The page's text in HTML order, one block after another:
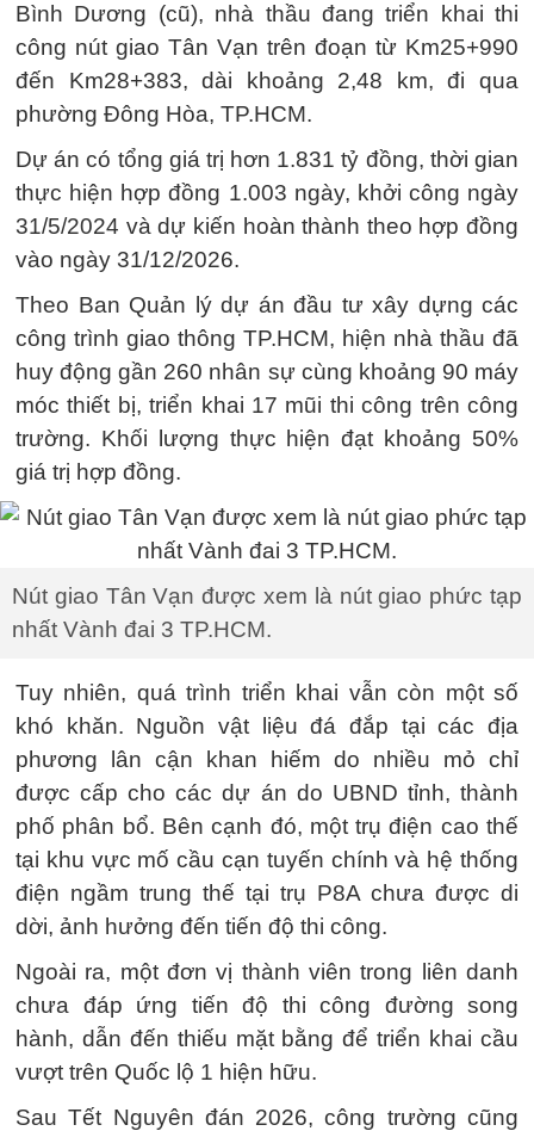
Bình Dương (cũ), nhà thầu đang triển khai thi
công nút giao Tân Vạn trên đoạn từ Km25+990
đến Km28+383, dài khoảng 2,48 km, đi qua
phường Đông Hòa, TP.HCM.
Dự án có tổng giá trị hơn 1.831 tỷ đồng, thời gian
thực hiện hợp đồng 1.003 ngày, khởi công ngày
31/5/2024 và dự kiến hoàn thành theo hợp đồng
vào ngày 31/12/2026.
Theo Ban Quản lý dự án đầu tư xây dựng các
công trình giao thông TP.HCM, hiện nhà thầu đã
huy động gần 260 nhân sự cùng khoảng 90 máy
móc thiết bị, triển khai 17 mũi thi công trên công
trường. Khối lượng thực hiện đạt khoảng 50%
giá trị hợp đồng.
Nút giao Tân Vạn được xem là nút giao phức tạp
nhất Vành đai 3 TP.HCM.
Tuy nhiên, quá trình triển khai vẫn còn một số
khó khăn. Nguồn vật liệu đá đắp tại các địa
phương lân cận khan hiếm do nhiều mỏ chỉ
được cấp cho các dự án do UBND tỉnh, thành
phố phân bổ. Bên cạnh đó, một trụ điện cao thế
tại khu vực mố cầu cạn tuyến chính và hệ thống
điện ngầm trung thế tại trụ P8A chưa được di
dời, ảnh hưởng đến tiến độ thi công.
Ngoài ra, một đơn vị thành viên trong liên danh
chưa đáp ứng tiến độ thi công đường song
hành, dẫn đến thiếu mặt bằng để triển khai cầu
vượt trên Quốc lộ 1 hiện hữu.
Sau Tết Nguyên đán 2026, công trường cũng